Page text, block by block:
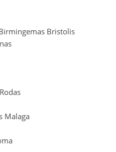
Bristolis
Rodas
Malaga